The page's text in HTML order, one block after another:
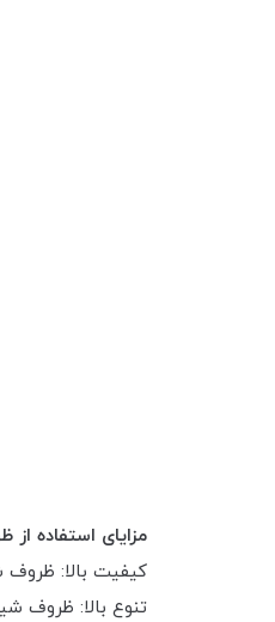
مزایای استفاده
کیفیت بالا: ظروف
تنوع بالا: ظروف